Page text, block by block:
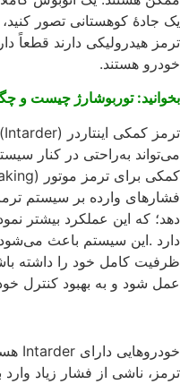
‬خودرو‭ ‬هستند‭.‬
بخوانید: توربوشارژ چیست و
‬عمل‭ ‬شود‭ ‬و‭ ‬به‭ ‬بهبود‭ ‬کنترل‭ ‬خودرو‭ ‬کمک‭ ‬کند‭.‬